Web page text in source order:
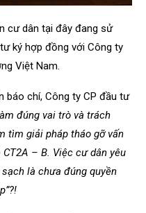
cư dân tại đây đang sử
ký hợp đồng với Công ty
Việt Nam.
báo chí, Công ty CP đầu tư
đúng vai trò và trách
tìm giải pháp tháo gỡ vấn
– B. Việc cư dân yêu
là chưa đúng quyền